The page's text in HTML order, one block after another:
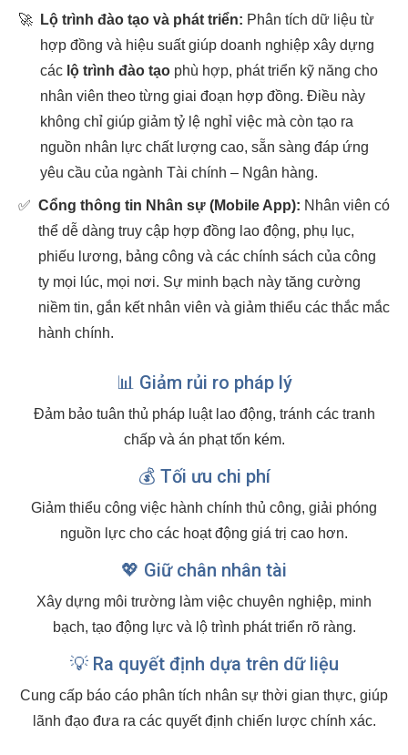
🚀 Lộ trình đào tạo và phát triển: Phân tích dữ liệu từ
hợp đồng và hiệu suất giúp doanh nghiệp xây dựng
các lộ trình đào tạo phù hợp, phát triển kỹ năng cho
nhân viên theo từng giai đoạn hợp đồng. Điều này
không chỉ giúp giảm tỷ lệ nghỉ việc mà còn tạo ra
nguồn nhân lực chất lượng cao, sẵn sàng đáp ứng
yêu cầu của ngành Tài chính – Ngân hàng.
✅ Cổng thông tin Nhân sự (Mobile App): Nhân viên có
thể dễ dàng truy cập hợp đồng lao động, phụ lục,
phiếu lương, bảng công và các chính sách của công
ty mọi lúc, mọi nơi. Sự minh bạch này tăng cường
niềm tin, gắn kết nhân viên và giảm thiểu các thắc mắc
hành chính.
📊 Giảm rủi ro pháp lý
Đảm bảo tuân thủ pháp luật lao động, tránh các tranh
chấp và án phạt tốn kém.
💰 Tối ưu chi phí
Giảm thiểu công việc hành chính thủ công, giải phóng
nguồn lực cho các hoạt động giá trị cao hơn.
💖 Giữ chân nhân tài
Xây dựng môi trường làm việc chuyên nghiệp, minh
bạch, tạo động lực và lộ trình phát triển rõ ràng.
💡 Ra quyết định dựa trên dữ liệu
Cung cấp báo cáo phân tích nhân sự thời gian thực, giúp
lãnh đạo đưa ra các quyết định chiến lược chính xác.